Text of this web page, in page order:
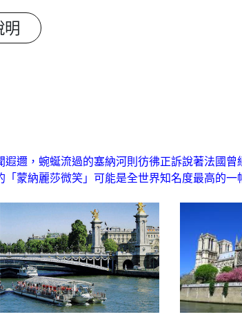
明
邇，蜿蜒流過的塞納河則彷彿正訴說著法國曾
蒙納麗莎微笑」可能是全世界知名度最高的